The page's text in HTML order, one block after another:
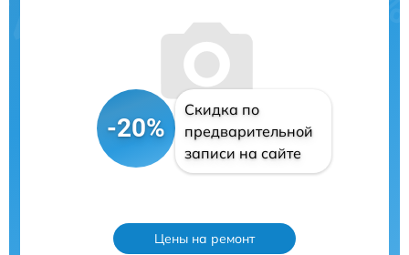
-20%
Скидка по
предварительной
записи на сайте
Цены на ремонт